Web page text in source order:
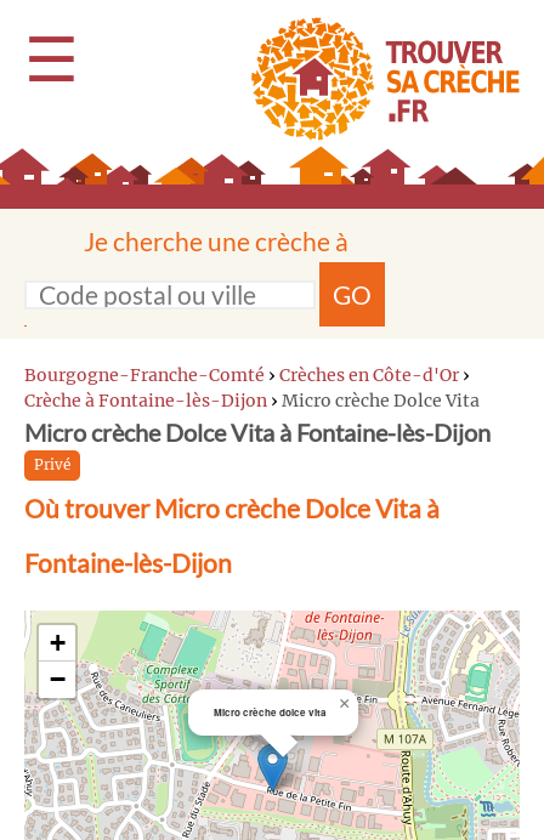
☰
Je cherche une crèche à
GO
Bourgogne-Franche-Comté › Crèches en Côte-d'Or ›
Crèche à Fontaine-lès-Dijon › Micro crèche Dolce Vita
Micro crèche Dolce Vita à Fontaine-lès-Dijon
Privé
Où trouver Micro crèche Dolce Vita à
Fontaine-lès-Dijon
Micro crèche dolce vita ×
+
−